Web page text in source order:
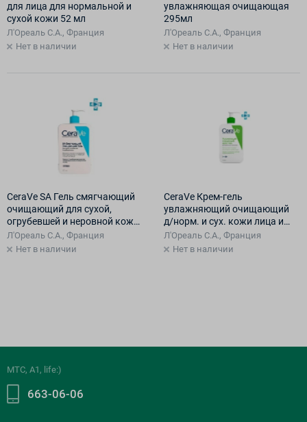
для лица для нормальной и
сухой кожи 52 мл
Л'Ореаль С.А., Франция
Нет в наличии
увлажняющая очищающая
295мл
Л'Ореаль С.А., Франция
Нет в наличии
CeraVe SA Гель смягчающий
очищающий для сухой,
огрубевшей и неровной кожи
473мл
Л'Ореаль С.А., Франция
Нет в наличии
CeraVe Крем-гель
увлажняющий очищающий
д/норм. и сух. кожи лица и
тела 473 мл
Л'Ореаль С.А., Франция
Нет в наличии
МТС, A1, life:)
663-06-06